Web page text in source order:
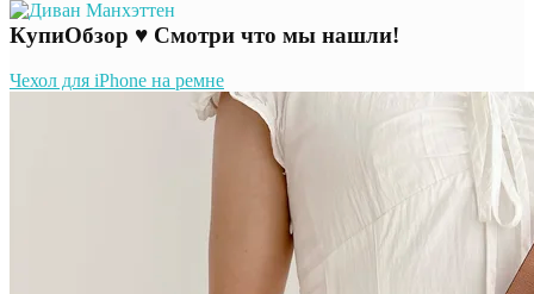
КупиОбзор ♥ Смотри что мы нашли!
Чехол для iPhone на ремне